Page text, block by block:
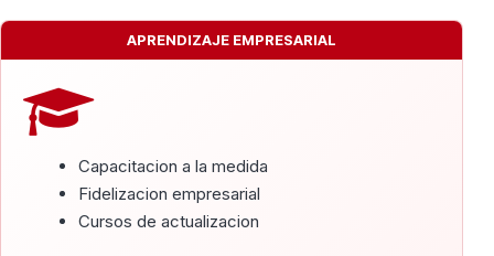
APRENDIZAJE EMPRESARIAL
Capacitacion a la medida
Fidelizacion empresarial
Cursos de actualizacion